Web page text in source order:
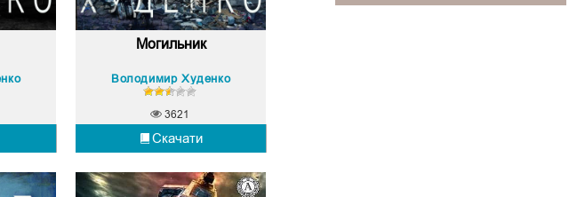
Могильник
Володимир Худенко
Скачати
3621